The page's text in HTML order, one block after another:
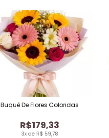
3x de R$ 59,78
R$179,33
Buquê De Flores Coloridas